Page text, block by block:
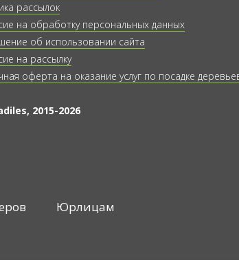
рассылок
на обработку персональных данных
об использовании сайта
на рассылку
оферта на оказание услуг по посадке
2015-2026
Юрлицам